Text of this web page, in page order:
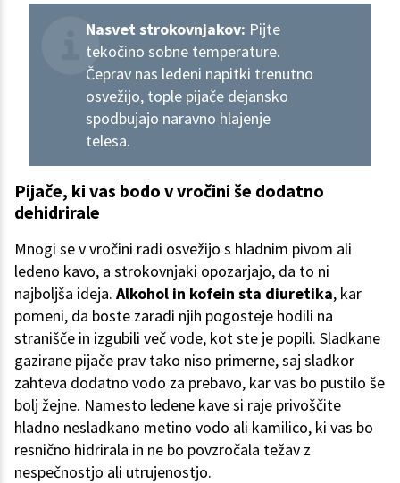
Nasvet strokovnjakov: Pijte
tekočino sobne temperature.
Čeprav nas ledeni napitki trenutno
osvežijo, tople pijače dejansko
spodbujajo naravno hlajenje
telesa.
Pijače, ki vas bodo v vročini še dodatno
dehidrirale
Mnogi se v vročini radi osvežijo s hladnim pivom ali
ledeno kavo, a strokovnjaki opozarjajo, da to ni
najboljša ideja. Alkohol in kofein sta diuretika, kar
pomeni, da boste zaradi njih pogosteje hodili na
stranišče in izgubili več vode, kot ste je popili. Sladkane
gazirane pijače prav tako niso primerne, saj sladkor
zahteva dodatno vodo za prebavo, kar vas bo pustilo še
bolj žejne. Namesto ledene kave si raje privoščite
hladno nesladkano metino vodo ali kamilico, ki vas bo
resnično hidrirala in ne bo povzročala težav z
nespečnostjo ali utrujenostjo.